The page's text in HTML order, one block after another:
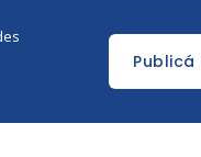
Publicá